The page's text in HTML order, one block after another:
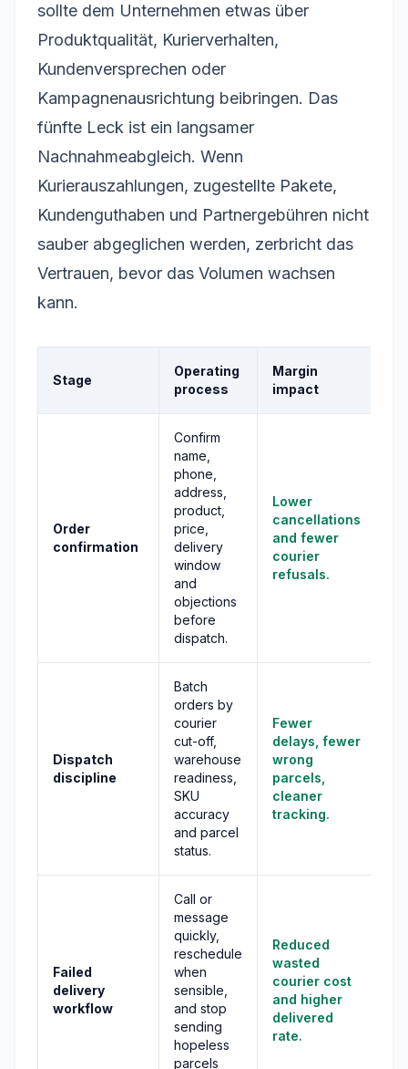
sollte dem Unternehmen etwas über
Produktqualität, Kurierverhalten,
Kundenversprechen oder
Kampagnenausrichtung beibringen. Das
fünfte Leck ist ein langsamer
Nachnahmeabgleich. Wenn
Kurierauszahlungen, zugestellte Pakete,
Kundenguthaben und Partnergebühren nicht
sauber abgeglichen werden, zerbricht das
Vertrauen, bevor das Volumen wachsen
kann.
Stage
Operating
process
Margin
impact
Order
confirmation
Confirm
name,
phone,
address,
product,
price,
delivery
window
and
objections
before
dispatch.
Lower
cancellations
and fewer
courier
refusals.
Dispatch
discipline
Batch
orders by
courier
cut-off,
warehouse
readiness,
SKU
accuracy
and parcel
status.
Fewer
delays, fewer
wrong
parcels,
cleaner
tracking.
Failed
delivery
workflow
Call or
message
quickly,
reschedule
when
sensible,
and stop
sending
hopeless
parcels
Reduced
wasted
courier cost
and higher
delivered
rate.